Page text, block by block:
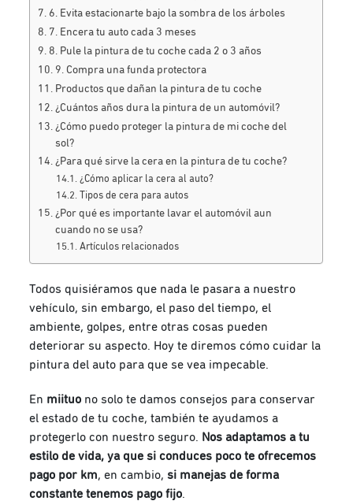
6. Evita estacionarte bajo la sombra de los árboles
7. Encera tu auto cada 3 meses
8. Pule la pintura de tu coche cada 2 o 3 años
9. Compra una funda protectora
Productos que dañan la pintura de tu coche
¿Cuántos años dura la pintura de un automóvil?
¿Cómo puedo proteger la pintura de mi coche del
sol?
¿Para qué sirve la cera en la pintura de tu coche?
¿Cómo aplicar la cera al auto?
Tipos de cera para autos
¿Por qué es importante lavar el automóvil aun
cuando no se usa?
Artículos relacionados
Todos quisiéramos que nada le pasara a nuestro
vehículo, sin embargo, el paso del tiempo, el
ambiente, golpes, entre otras cosas pueden
deteriorar su aspecto. Hoy te diremos cómo cuidar la
pintura del auto para que se vea impecable.
En miituo no solo te damos consejos para conservar
el estado de tu coche, también te ayudamos a
protegerlo con nuestro seguro. Nos adaptamos a tu
estilo de vida, ya que si conduces poco te ofrecemos
pago por km, en cambio,si manejas de forma
constante tenemos pago fijo.